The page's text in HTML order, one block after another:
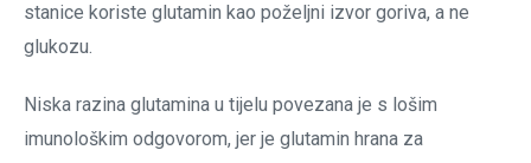
stanice koriste glutamin kao poželjni izvor goriva, a ne
glukozu.
Niska razina glutamina u tijelu povezana je s lošim
imunološkim odgovorom, jer je glutamin hrana za